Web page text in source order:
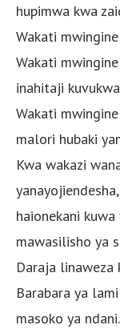
hupimwa kwa
Wakati
Wakati
inahitaji
Wakati
malori hubaki
Kwa wakazi
haionekani
mawasilisho ya
Daraja linaweza
Barabara ya
masoko ya ndani.